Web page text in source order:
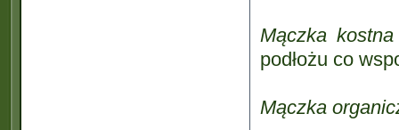
Mączka kostna
podłożu co
Mączka